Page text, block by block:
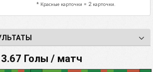
* Красные карточки = 2 карточки.
3.67 Голы / матч